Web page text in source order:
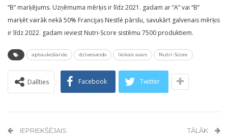
“B” marķējums. Uzņēmuma mērķis ir līdz 2021. gadam ar “A” vai “B”
marķēt vairāk nekā 50% Francijas Nestlé pārslu, savukārt galvenais mērķis
ir līdz 2022. gadam ieviest Nutri-Score sistēmu 7500 produktiem.
aptaukošanās dzīvesveids liekais svars Nutri-Score
Dalīties Facebook Twitter
IEPRIEKŠĒJAIS TĀLĀK